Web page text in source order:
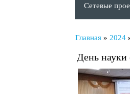
Сетевые
Главная » 2024
День науки